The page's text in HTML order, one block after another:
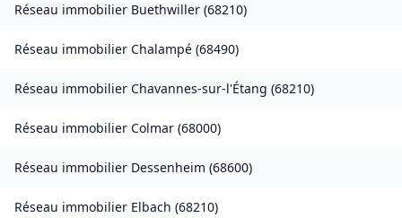
Réseau immobilier Buethwiller (68210)
Réseau immobilier Chalampé (68490)
Réseau immobilier Chavannes-sur-l'Étang (68210)
Réseau immobilier Colmar (68000)
Réseau immobilier Dessenheim (68600)
Réseau immobilier Elbach (68210)